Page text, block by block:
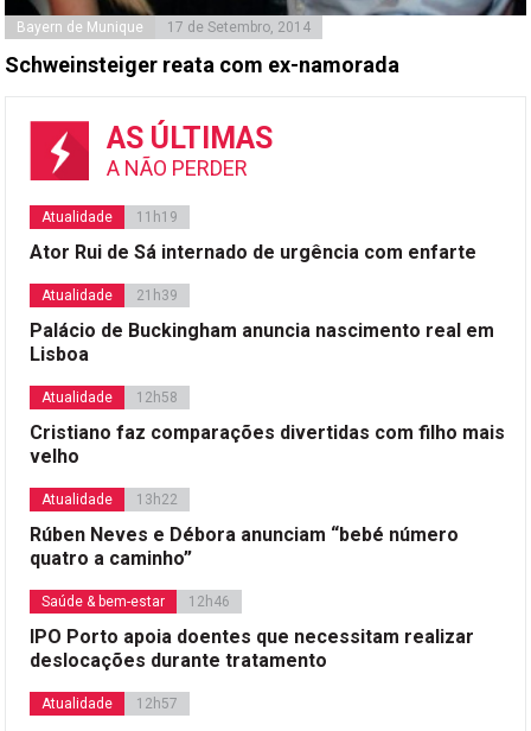
Bayern de Munique 17 de Setembro, 2014
Schweinsteiger reata com ex-namorada
AS ÚLTIMAS
A NÃO PERDER
Atualidade 11h19
Ator Rui de Sá internado de urgência com enfarte
Atualidade 21h39
Palácio de Buckingham anuncia nascimento real em
Lisboa
Atualidade 12h58
Cristiano faz comparações divertidas com filho mais
velho
Atualidade 13h22
Rúben Neves e Débora anunciam “bebé número
quatro a caminho”
Saúde & bem-estar 12h46
IPO Porto apoia doentes que necessitam realizar
deslocações durante tratamento
Atualidade 12h57